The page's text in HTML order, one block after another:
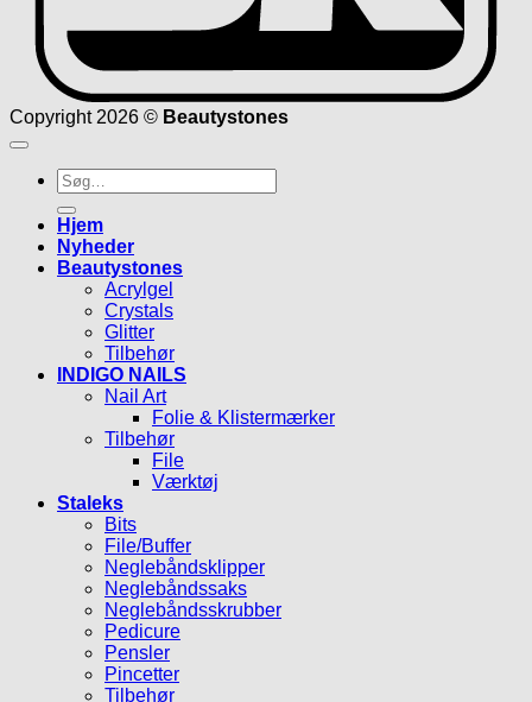
Copyright 2026 © Beautystones
Søg
efter:
Hjem
Nyheder
Beautystones
Acrylgel
Crystals
Glitter
Tilbehør
INDIGO NAILS
Nail Art
Folie & Klistermærker
Tilbehør
File
Værktøj
Staleks
Bits
File/Buffer
Neglebåndsklipper
Neglebåndssaks
Neglebåndsskrubber
Pedicure
Pensler
Pincetter
Tilbehør